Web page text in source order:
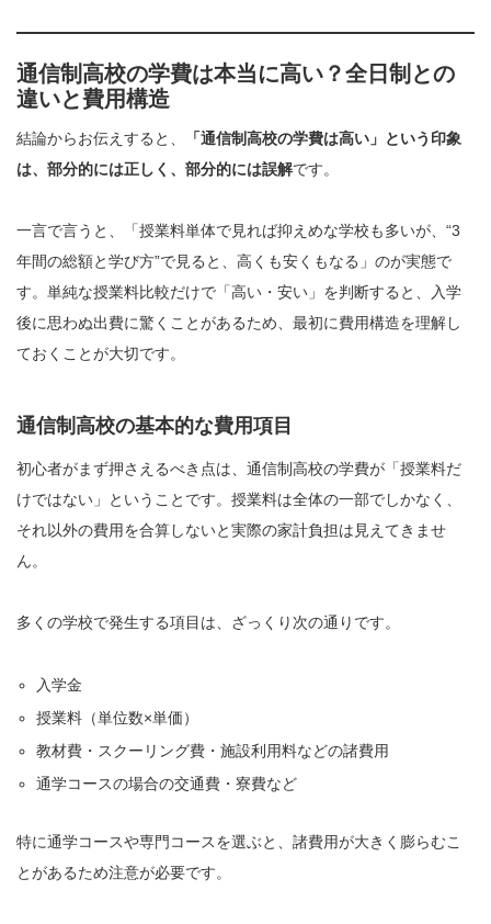
通信制高校の学費は本当に高い？全日制との
違いと費用構造
結論からお伝えすると、
「通信制高校の学費は高い」という印象
は、部分的には正しく、部分的には誤解です。
一言で言うと、「授業料単体で見れば抑えめな学校も多いが、“3
年間の総額と学び方”で見ると、高くも安くもなる」のが実態で
す。単純な授業料比較だけで「高い・安い」を判断すると、入学
後に思わぬ出費に驚くことがあるため、最初に費用構造を理解し
ておくことが大切です。
通信制高校の基本的な費用項目
初心者がまず押さえるべき点は、通信制高校の学費が「授業料だ
けではない」ということです。授業料は全体の一部でしかなく、
それ以外の費用を合算しないと実際の家計負担は見えてきませ
ん。
多くの学校で発生する項目は、ざっくり次の通りです。
入学金
授業料（単位数×単価）
教材費・スクーリング費・施設利用料などの諸費用
通学コースの場合の交通費・寮費など
特に通学コースや専門コースを選ぶと、諸費用が大きく膨らむこ
とがあるため注意が必要です。